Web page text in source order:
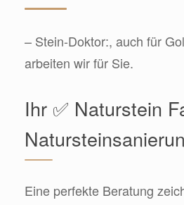
– Stein-Doktor:, auch für
arbeiten wir für Sie.
Ihr ✅ Naturstein
Eine perfekte Beratung